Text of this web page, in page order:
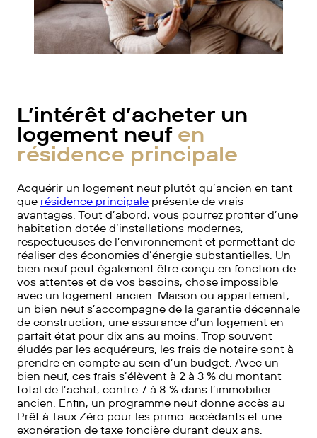
L’intérêt d’acheter un
logement neuf en
résidence principale
Acquérir un logement neuf plutôt qu’ancien en tant
que résidence principale présente de vrais
avantages. Tout d’abord, vous pourrez profiter d’une
habitation dotée d’installations modernes,
respectueuses de l’environnement et permettant de
réaliser des économies d’énergie substantielles. Un
bien neuf peut également être conçu en fonction de
vos attentes et de vos besoins, chose impossible
avec un logement ancien. Maison ou appartement,
un bien neuf s’accompagne de la garantie décennale
de construction, une assurance d’un logement en
parfait état pour dix ans au moins. Trop souvent
éludés par les acquéreurs, les frais de notaire sont à
prendre en compte au sein d’un budget. Avec un
bien neuf, ces frais s’élèvent à 2 à 3 % du montant
total de l’achat, contre 7 à 8 % dans l’immobilier
ancien. Enfin, un programme neuf donne accès au
Prêt à Taux Zéro pour les primo-accédants et une
exonération de taxe foncière durant deux ans.